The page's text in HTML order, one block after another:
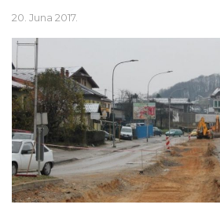
20. Juna 2017.